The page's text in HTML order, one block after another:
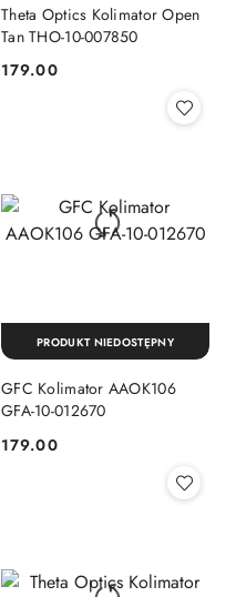
Theta Optics Kolimator Open
Tan THO-10-007850
Cena:
179.00
GFC Kolimator AAOK106
GFA-10-012670
Cena:
179.00
PRODUKT NIEDOSTĘPNY